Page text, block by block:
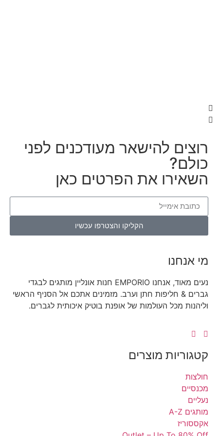
להישאר מעודכנים לפני
את הפרטים כאן
הקליקו והצטרפו עכשיו
נעים מאוד, אנחנו EMPORIO חנות אונליין מותגים לבגדי
חליפות חתן וערב. מזמינים אתכם אל הסניף הראשי
מכל העולמות של אופנת בוטיק איכותית לגברים.
מוצרים